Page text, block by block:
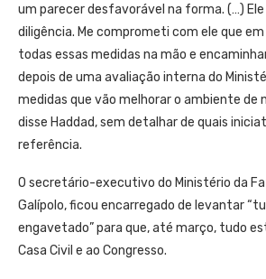
um parecer desfavorável na forma. (…)
diligência. Me comprometi com ele que
todas essas medidas na mão e
depois de uma avaliação interna do
medidas que vão melhorar o ambiente de
disse Haddad, sem detalhar de quais
referência.
O secretário-executivo do Ministério da
Galípolo, ficou encarregado de levantar
engavetado” para que, até março, tudo
Casa Civil e ao Congresso.